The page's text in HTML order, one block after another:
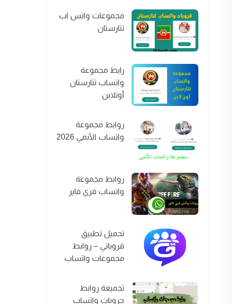
مجموعات واتس اب
تتارستان
رابط مجموعة
واتساب تتارستان
أونلاين
روابط مجموعة
واتساب الأنمي 2026
روابط مجموعة
واتساب فري فاير
تحميل تطبيق
قروباتي – روابط
مجموعات واتساب
تجميعة روابط
جروبات واتساب